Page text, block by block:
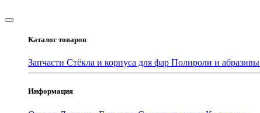
Каталог товаров
Запчасти Стёкла и корпуса для фар Полироли и абразивы
Информация